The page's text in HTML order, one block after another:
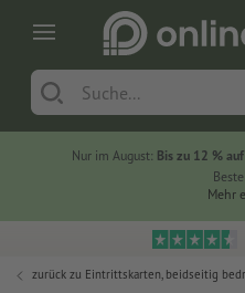
Nur im August: Bis zu 12 %
Mehr
zurück zu Eintrittskarten, beidseitig